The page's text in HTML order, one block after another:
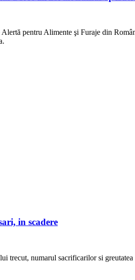
pentru Alimente şi Furaje din
in scadere
trecut, numarul sacrificarilor si greutatea